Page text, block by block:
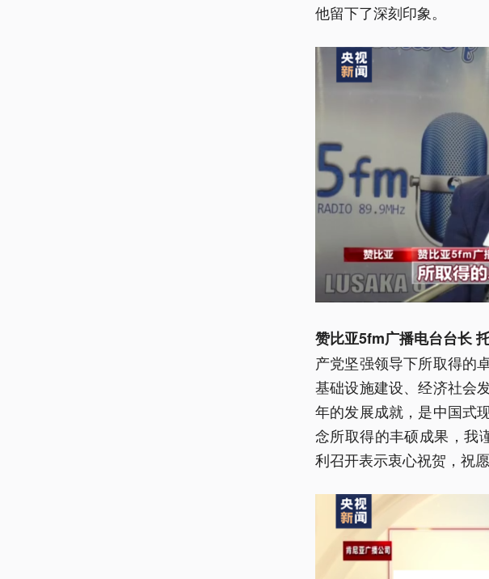
他留下了深刻印象。
赞比亚5fm广播电台台长
产党坚强领导下所取得的
基础设施建设、经济社会
年的发展成就，是中国式
念所取得的丰硕成果，我
利召开表示衷心祝贺，祝